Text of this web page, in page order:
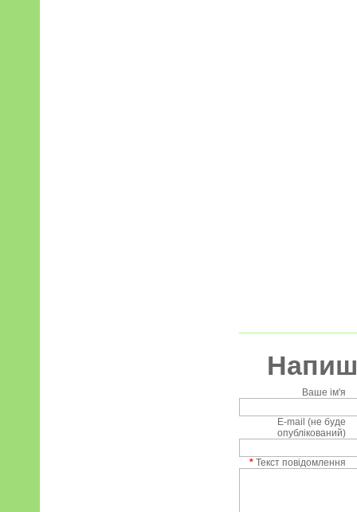
Ваше ім'я
E-mail (не буде
опублікований)
* Текст повідомлення